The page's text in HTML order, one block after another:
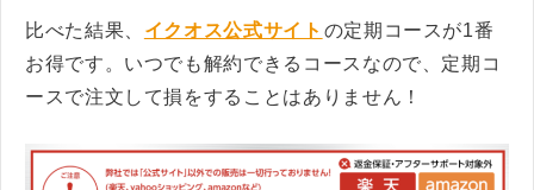
比べた結果、 イクオス公式サイト の定期コースが1番
お得です。いつでも解約できるコースなので、定期コ
ースで注文して損をすることはありません！